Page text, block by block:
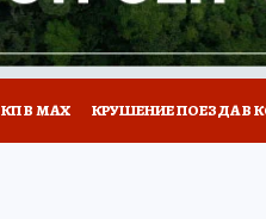
КП В МАХ КРУШЕНИЕ ПОЕЗДА В